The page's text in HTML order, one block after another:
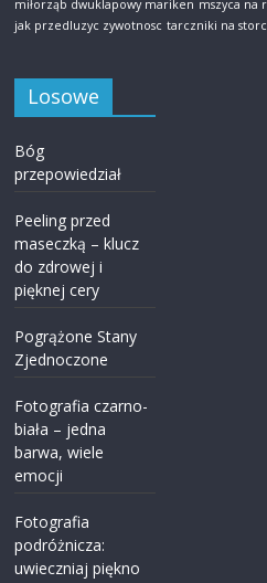
miłorząb dwuklapowy mariken mszyca na
jak przedluzyc zywotnosc tarczniki na
Losowe
Bóg
przepowiedział
Peeling przed
maseczką – klucz
do zdrowej i
pięknej cery
Pogrążone Stany
Zjednoczone
Fotografia czarno-
biała – jedna
barwa, wiele
emocji
Fotografia
podróżnicza:
uwieczniaj piękno